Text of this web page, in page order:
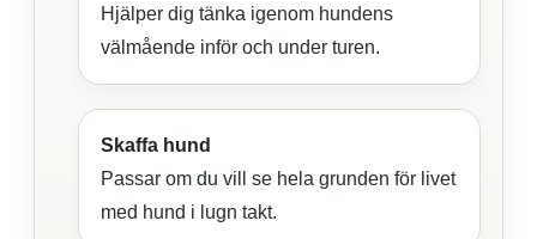
Hjälper dig tänka igenom hundens
välmående inför och under turen.
Skaffa hund
Passar om du vill se hela grunden för livet
med hund i lugn takt.